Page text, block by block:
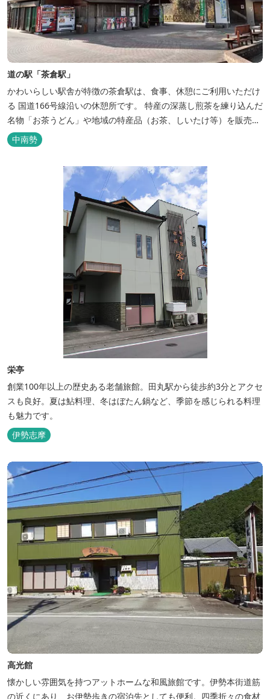
道の駅「茶倉駅」
かわいらしい駅舎が特徴の茶倉駅は、食事、休憩にご利用いただけ
る 国道166号線沿いの休憩所です。 特産の深蒸し煎茶を練り込んだ
名物「お茶うどん」や地域の特産品（お茶、しいたけ等）を販売。
吊り橋をわたれば宿泊施設のエバーグレイズ香肌峡まですぐ。 【イ
チオシ名物】 ・味噌カツ丼…地元産の甘味噌を使ったボリュームた
っぷりの丼ぶり。 松阪の観光情報は、松阪観光インフォメ...
中南勢
栄亭
創業100年以上の歴史ある老舗旅館。田丸駅から徒歩約3分とアクセ
スも良好。夏は鮎料理、冬はぼたん鍋など、季節を感じられる料理
も魅力です。
伊勢志摩
高光館
懐かしい雰囲気を持つアットホームな和風旅館です。伊勢本街道筋
の近くにあり、お伊勢歩きの宿泊先としても便利。四季折々の食材